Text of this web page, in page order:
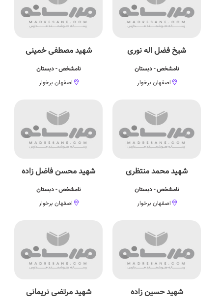
شیخ فضل اله نوری
نامشخص - دبستان
اصفهان برخوار
شهید مصطفی خمینی
نامشخص - دبستان
اصفهان برخوار
شهید محمد منتظری
نامشخص - دبستان
اصفهان برخوار
شهید محسن فاضل زاده
نامشخص - دبستان
اصفهان برخوار
شهید حسین زاده شهید مرتضی نریمانی